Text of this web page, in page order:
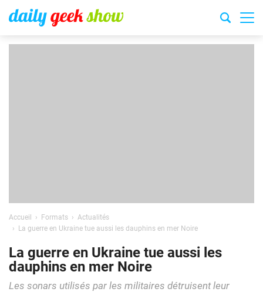
Accueil Formats
Actualités
La guerre en Ukraine tue aussi les dauphins en mer Noire
La guerre en Ukraine tue aussi les
dauphins en mer Noire
Les sonars utilisés par les militaires détruisent leur